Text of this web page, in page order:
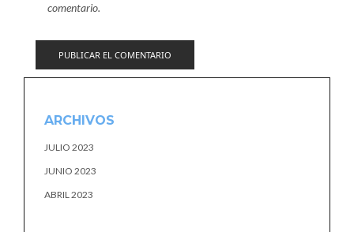
comentario.
ARCHIVOS
JULIO 2023
JUNIO 2023
ABRIL 2023